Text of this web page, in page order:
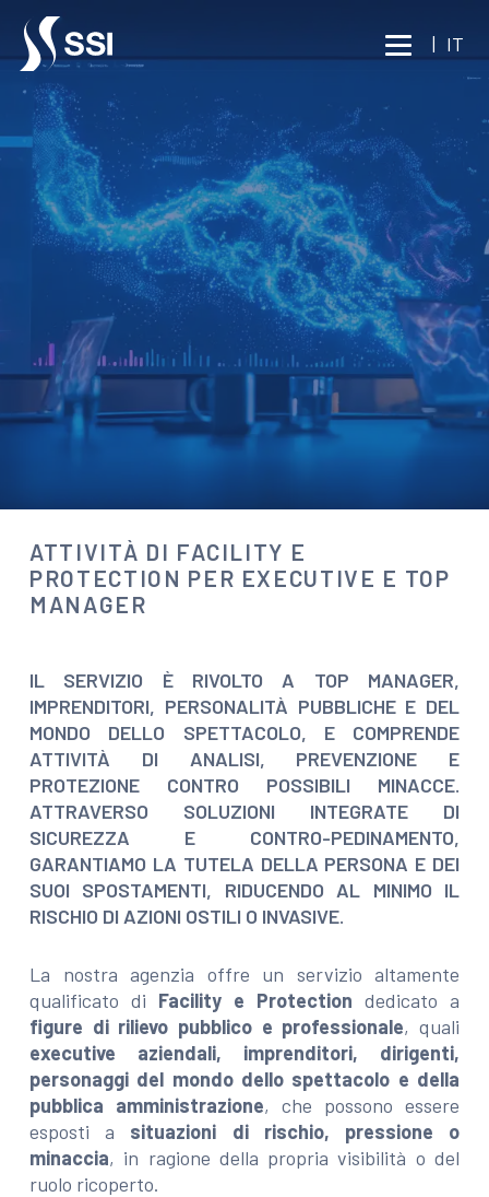
Vai al contenuto principale
| IT
BUSINESS INTELLIGENCE
SERVIZI ALLE AZIENDE
ATTIVITÀ DI FACILITY E
PROTECTION PER
EXECUTIVE E TOP
MANAGER
Parla con un esperto
ATTIVITÀ DI FACILITY E
PROTECTION PER EXECUTIVE E TOP
MANAGER
IL SERVIZIO È RIVOLTO A TOP MANAGER,
IMPRENDITORI, PERSONALITÀ PUBBLICHE E DEL
MONDO DELLO SPETTACOLO, E COMPRENDE
ATTIVITÀ DI ANALISI, PREVENZIONE E
PROTEZIONE CONTRO POSSIBILI MINACCE.
ATTRAVERSO SOLUZIONI INTEGRATE DI
SICUREZZA E CONTRO-PEDINAMENTO,
GARANTIAMO LA TUTELA DELLA PERSONA E DEI
SUOI SPOSTAMENTI, RIDUCENDO AL MINIMO IL
RISCHIO DI AZIONI OSTILI O INVASIVE.
La nostra agenzia offre un servizio altamente
qualificato di Facility e Protection dedicato a
figure di rilievo pubblico e professionale, quali
executive aziendali, imprenditori, dirigenti,
personaggi del mondo dello spettacolo e della
pubblica amministrazione, che possono essere
esposti a situazioni di rischio, pressione o
minaccia, in ragione della propria visibilità o del
ruolo ricoperto.